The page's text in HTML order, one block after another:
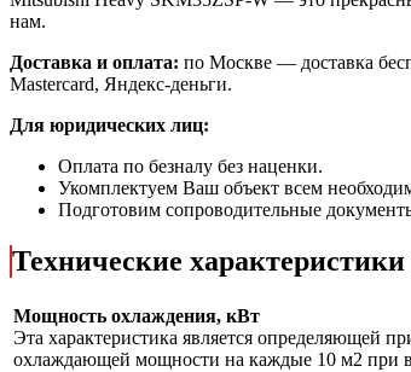
нам.
Доставка и оплата: по Москве — доставка
Mastercard, Яндекс-деньги.
Для юридических лиц:
Оплата по безналу без наценки.
Укомплектуем Ваш объект всем
Подготовим сопроводительные
Технические
Мощность охлаждения, кВт
Эта характеристика является определяющей
охлаждающей мощности на каждые 10 м2 при